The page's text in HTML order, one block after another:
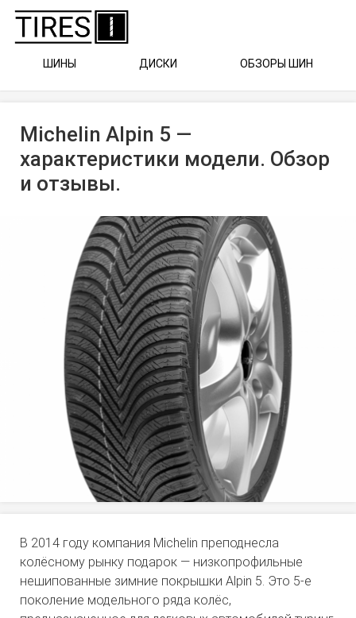
ШИНЫ ДИСКИ ОБЗОРЫ ШИН
Michelin Alpin 5 —
характеристики модели. Обзор
и отзывы.
В 2014 году компания Michelin преподнесла
колёсному рынку подарок — низкопрофильные
нешипованные зимние покрышки Alpin 5. Это 5-е
поколение модельного ряда колёс,